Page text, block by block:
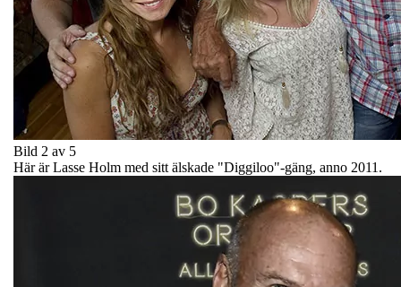
Bild 2 av 5
Här är Lasse Holm med sitt älskade "Diggiloo"-gäng, anno 2011.